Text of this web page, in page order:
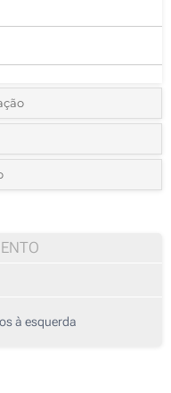
do logotipo:
à esquerda